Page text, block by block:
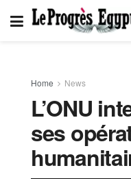
Home News
L’ONU
ses